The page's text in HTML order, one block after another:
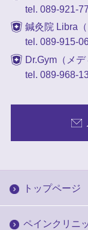
tel. 089-921-
鍼灸院 Libra（
tel. 089-915-
Dr.Gym（メデ
tel. 089-968-
トップページ
ペインクリニ